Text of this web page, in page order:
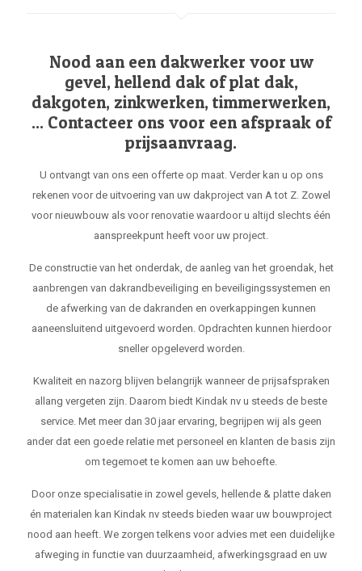
Nood aan een dakwerker voor uw
gevel, hellend dak of plat dak,
dakgoten, zinkwerken, timmerwerken,
... Contacteer ons voor een afspraak of
prijsaanvraag.
U ontvangt van ons een offerte op maat. Verder kan u op ons
rekenen voor de uitvoering van uw dakproject van A tot Z. Zowel
voor nieuwbouw als voor renovatie waardoor u altijd slechts één
aanspreekpunt heeft voor uw project.
De constructie van het onderdak, de aanleg van het groendak, het
aanbrengen van dakrandbeveiliging en beveiligingssystemen en
de afwerking van de dakranden en overkappingen kunnen
aaneensluitend uitgevoerd worden. Opdrachten kunnen hierdoor
sneller opgeleverd worden.
Kwaliteit en nazorg blijven belangrijk wanneer de prijsafspraken
allang vergeten zijn. Daarom biedt Kindak nv u steeds de beste
service. Met meer dan 30 jaar ervaring, begrijpen wij als geen
ander dat een goede relatie met personeel en klanten de basis zijn
om tegemoet te komen aan uw behoefte.
Door onze specialisatie in zowel gevels, hellende & platte daken
én materialen kan Kindak nv steeds bieden waar uw bouwproject
nood aan heeft. We zorgen telkens voor advies met een duidelijke
afweging in functie van duurzaamheid, afwerkingsgraad en uw